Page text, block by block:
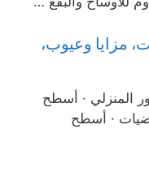
مزايا وعيوب،
المنزلي · أسطح
· أسطح